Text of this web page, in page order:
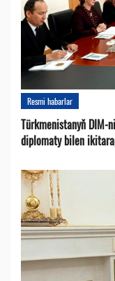
Resmi habarlar
Türkmenistanyň DIM-
diplomaty bilen